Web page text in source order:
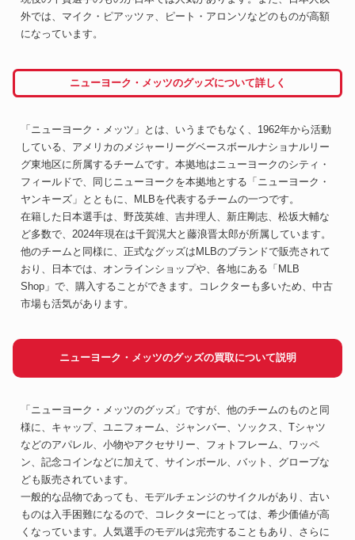
外では、マイク・ピアッツァ、ピート・アロンソなどのものが高額
になっています。
ニューヨーク・メッツのグッズについて詳しく
「ニューヨーク・メッツ」とは、いうまでもなく、1962年から活動
している、アメリカのメジャーリーグベースボールナショナルリー
グ東地区に所属するチームです。本拠地はニューヨークのシティ・
フィールドで、同じニューヨークを本拠地とする「ニューヨーク・
ヤンキーズ」とともに、MLBを代表するチームの一つです。
在籍した日本選手は、野茂英雄、吉井理人、新庄剛志、松坂大輔な
ど多数で、2024年現在は千賀滉大と藤浪晋太郎が所属しています。
他のチームと同様に、正式なグッズはMLBのブランドで販売されて
おり、日本では、オンラインショップや、各地にある「MLB
Shop」で、購入することができます。コレクターも多いため、中古
市場も活気があります。
ニューヨーク・メッツのグッズの買取について説明
「ニューヨーク・メッツのグッズ」ですが、他のチームのものと同
様に、キャップ、ユニフォーム、ジャンバー、ソックス、Tシャツ
などのアパレル、小物やアクセサリー、フォトフレーム、ワッペ
ン、記念コインなどに加えて、サインボール、バット、グローブな
ども販売されています。
一般的な品物であっても、モデルチェンジのサイクルがあり、古い
ものは入手困難になるので、コレクターにとっては、希少価値が高
くなっています。人気選手のモデルは完売することもあり、さらに